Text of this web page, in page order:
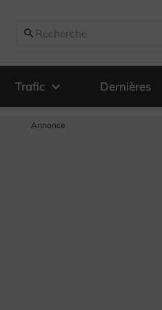
search
Trafic expand_more Dernières
Annonce